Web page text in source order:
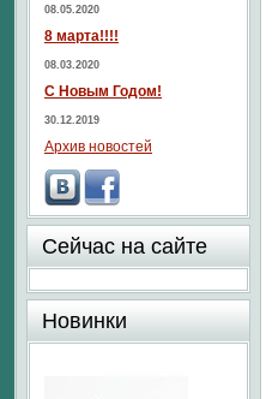
08.05.2020
8 марта!!!!
08.03.2020
С Новым Годом!
30.12.2019
Архив новостей
Сейчас на сайте
Новинки